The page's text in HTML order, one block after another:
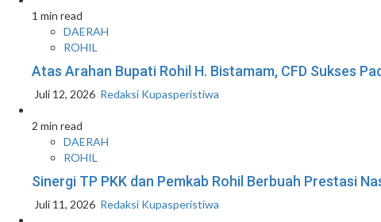
1 min read
DAERAH
ROHIL
Atas Arahan Bupati Rohil H. Bistamam, CFD Sukses
Juli 12, 2026 Redaksi Kupasperistiwa
2 min read
DAERAH
ROHIL
Sinergi TP PKK dan Pemkab Rohil Berbuah Prestasi
Juli 11, 2026 Redaksi Kupasperistiwa